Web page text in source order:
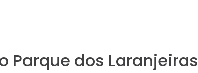
Parque dos Laranjeiras